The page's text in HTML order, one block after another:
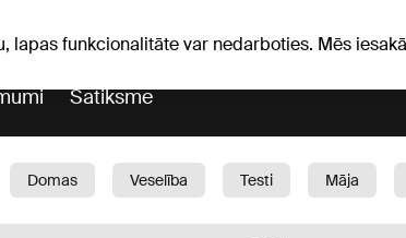
lapas funkcionalitāte var nedarboties. Mēs
Satiksme
Domas Veselība Testi Māja